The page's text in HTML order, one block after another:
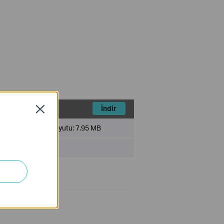
İndir
Dosya Boyutu:7.95 MB
systems.
Close